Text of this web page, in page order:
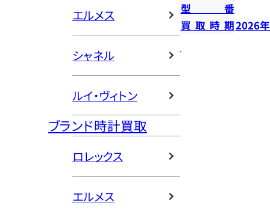
エルメス
シャネル
ルイ・ヴィトン
ブランド時計買取
ロレックス
エルメス
型番
買取時期2026